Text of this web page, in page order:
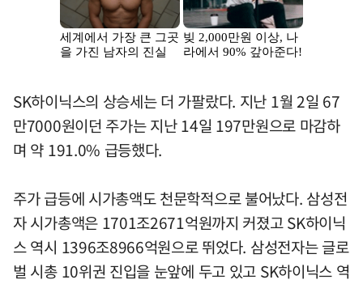
SK하이닉스의 상승세는 더 가팔랐다. 지난 1월 2일 67
만7000원이던 주가는 지난 14일 197만원으로 마감하
며 약 191.0% 급등했다.
주가 급등에 시가총액도 천문학적으로 불어났다. 삼성전
자 시가총액은 1701조2671억원까지 커졌고 SK하이닉
스 역시 1396조8966억원으로 뛰었다. 삼성전자는 글로
벌 시총 10위권 진입을 눈앞에 두고 있고 SK하이닉스 역